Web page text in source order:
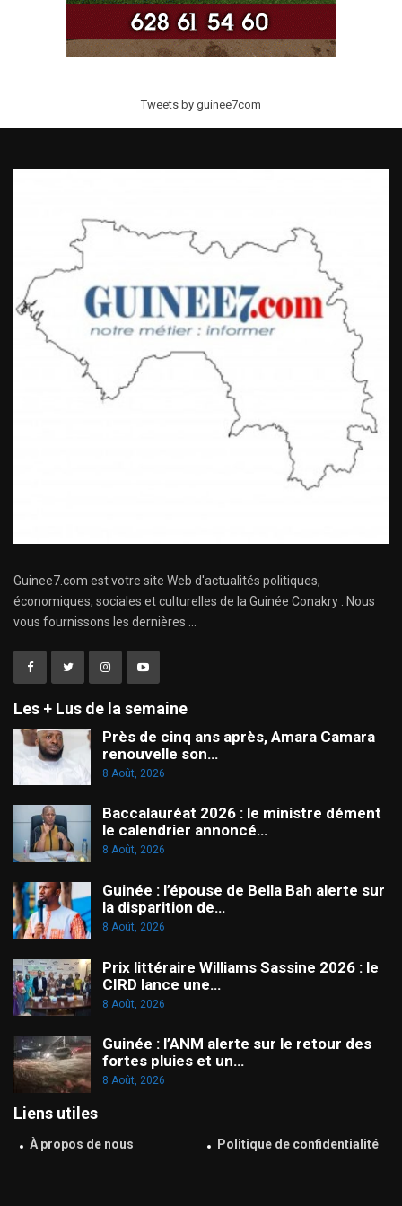
Tweets by guinee7com
Guinee7.com est votre site Web d'actualités politiques,
économiques, sociales et culturelles de la Guinée Conakry . Nous
vous fournissons les dernières ...
Les + Lus de la semaine
Près de cinq ans après, Amara Camara
renouvelle son…
8 Août, 2026
Baccalauréat 2026 : le ministre dément
le calendrier annoncé…
8 Août, 2026
Guinée : l’épouse de Bella Bah alerte sur
la disparition de…
8 Août, 2026
Prix littéraire Williams Sassine 2026 : le
CIRD lance une…
8 Août, 2026
Guinée : l’ANM alerte sur le retour des
fortes pluies et un…
8 Août, 2026
Liens utiles
À propos de nous Politique de confidentialité